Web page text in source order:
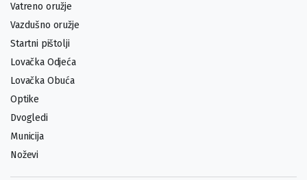
Vatreno oružje
Vazdušno oružje
Startni pištolji
Lovačka Odjeća
Lovačka Obuća
Optike
Dvogledi
Municija
Noževi